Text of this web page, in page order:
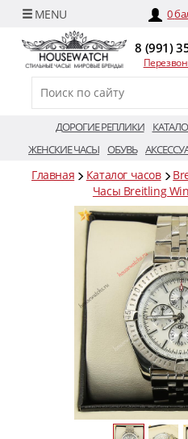
0
8 (991)
ДОРОГИЕ РЕПЛИКИ
ЖЕНСКИЕ ЧАСЫ ОБУВЬ
Главная Каталог часов
Часы Breitling